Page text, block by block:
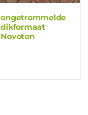
ongetrommelde
dikformaat
Novoton